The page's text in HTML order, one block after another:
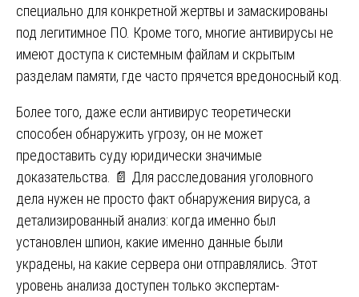
специально для конкретной жертвы и замаскированы
под легитимное ПО. Кроме того, многие антивирусы не
имеют доступа к системным файлам и скрытым
разделам памяти, где часто прячется вредоносный код.
Более того, даже если антивирус теоретически
способен обнаружить угрозу, он не может
предоставить суду юридически значимые
доказательства. 📄 Для расследования уголовного
дела нужен не просто факт обнаружения вируса, а
детализированный анализ: когда именно был
установлен шпион, какие именно данные были
украдены, на какие сервера они отправлялись. Этот
уровень анализа доступен только экспертам-